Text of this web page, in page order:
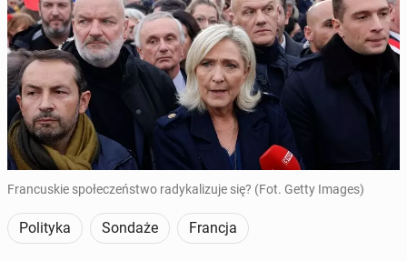
Francuskie społeczeństwo radykalizuje się? (Fot. Getty Images)
Polityka Sondaże Francja